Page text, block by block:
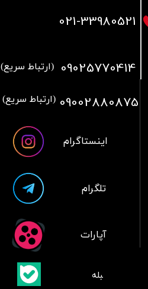
021-33980521
09025770414 (ارتباط سریع)
09002880875 (ارتباط سریع)
آپارات
تلگرام
اینستاگرام
​بلبله​​​​​​​بله